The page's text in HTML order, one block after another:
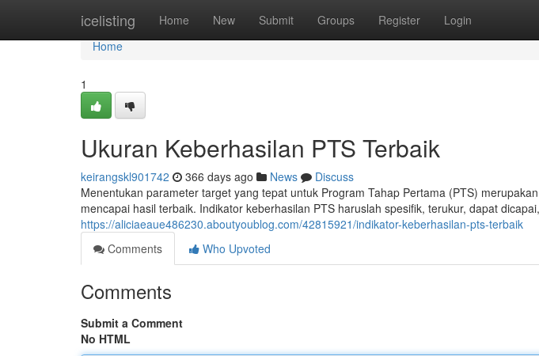
icelisting Home New Submit Groups Register Login
Home
Home
1
Ukuran Keberhasilan PTS Terbaik
keirangskl901742 366 days ago News
Discuss
Menentukan parameter target yang tepat untuk Program Tahap Pertama (PTS)
mencapai hasil terbaik. Indikator keberhasilan PTS haruslah spesifik, terukur, dapat dicapai,
https://aliciaeaue486230.aboutyoublog.com/42815921/indikator-keberhasilan-pts-terbaik
Comments
Who Upvoted
Comments
Submit a Comment
No HTML